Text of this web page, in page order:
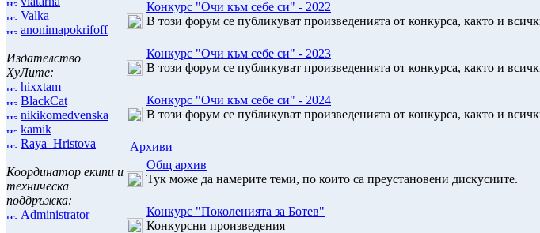
Valka
anonimapokrifoff
Издателство
ХуЛите:
hixxtam
BlackCat
nikikomedvenska
kamik
Raya_Hristova
Координатор екипи и
техническа
поддръжка:
Administrator
Конкурс "Очи към себе си" - 2022
В този форум се публикуват произведенията от конкурса, както и
Конкурс "Очи към себе си" - 2023
В този форум се публикуват произведенията от конкурса, както и
Конкурс "Очи към себе си" - 2024
В този форум се публикуват произведенията от конкурса, както и
Архиви
Общ архив
Тук може да намерите теми, по които са преустановени дискусиите.
Конкурс "Поколенията за Ботев"
Конкурсни произведения